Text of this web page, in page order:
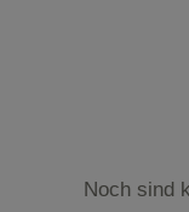
Noch sind